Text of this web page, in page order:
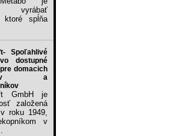
vyrábať
ktoré spĺňa
Spoľahlivé
dostupné
domacich
a
GmbH je
založená
roku 1949,
v